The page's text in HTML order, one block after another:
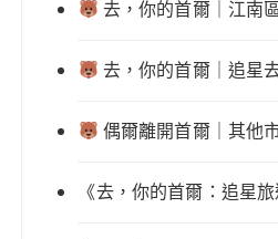
去，你的首爾｜江南
去，你的首爾｜追星
偶爾離開首爾｜其他
《去，你的首爾：追星旅